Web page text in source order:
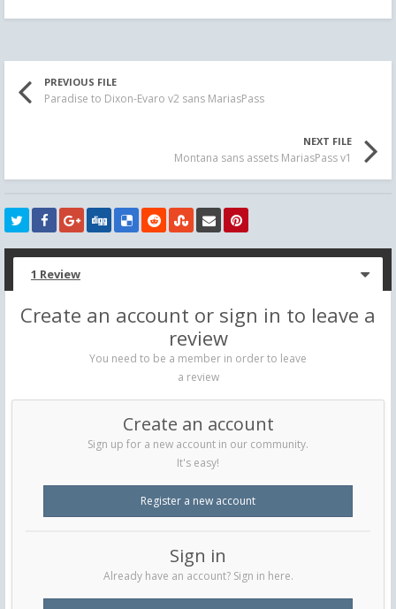
PREVIOUS FILE
Paradise to Dixon-Evaro v2 sans MariasPass
NEXT FILE
Montana sans assets MariasPass v1
1 Review
Create an account or sign in to leave a
review
You need to be a member in order to leave
a review
Create an account
Sign up for a new account in our community.
It's easy!
Register a new account
Sign in
Already have an account? Sign in here.